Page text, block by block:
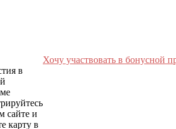
в
сайте и
карту в
Хочу участвовать в бонусной